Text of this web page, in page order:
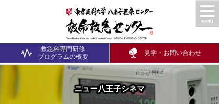
救急科専門研修
プログラムの概要
見学・お問い合わせ
ニュー八王子シネマ